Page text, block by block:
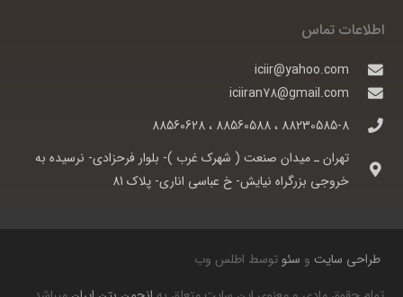
اطلاعات تماس
iciir@yahoo.com
iciiran78@gmail.com
88230585-8 ، 88560588 ، 88560628
تهران ـ ميدان صنعت ( شهرک غرب )- بلوار فرحزادی- نرسيده به
خروجی بزرگراه نيايش- خ عباسی اناری- پلاک 81
طراحی سایت و سئوتوسط اطلس وب